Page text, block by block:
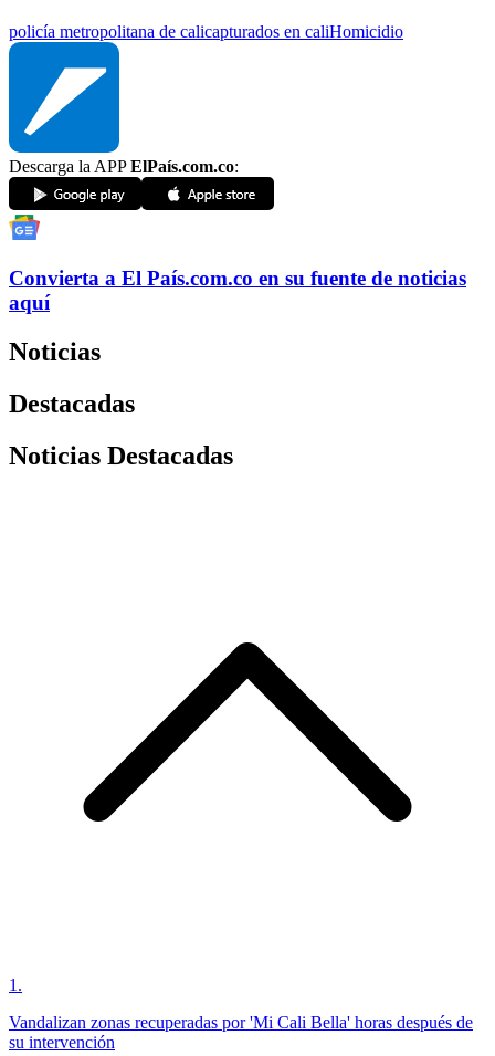
policía metropolitana de calicapturados en caliHomicidio
Descarga la APPElPaís.com.co:
Convierta a El País.com.co en su fuente de noticias
aquí
Noticias
Destacadas
Noticias Destacadas
1 .
Vandalizan zonas recuperadas por 'Mi Cali Bella' horas después de
su intervención